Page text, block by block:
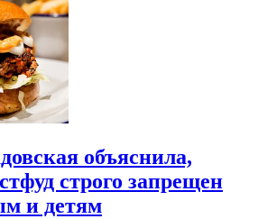
объяснила,
строго запрещен
и детям